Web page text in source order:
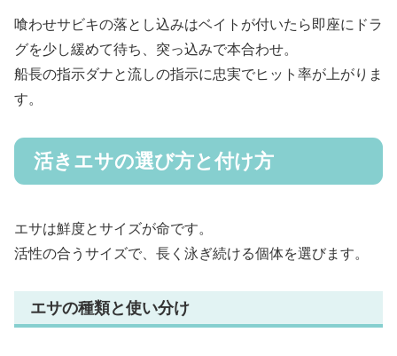
喰わせサビキの落とし込みはベイトが付いたら即座にドラ
グを少し緩めて待ち、突っ込みで本合わせ。
船長の指示ダナと流しの指示に忠実でヒット率が上がりま
す。
活きエサの選び方と付け方
エサは鮮度とサイズが命です。
活性の合うサイズで、長く泳ぎ続ける個体を選びます。
エサの種類と使い分け